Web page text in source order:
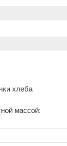
хлеба
массой: